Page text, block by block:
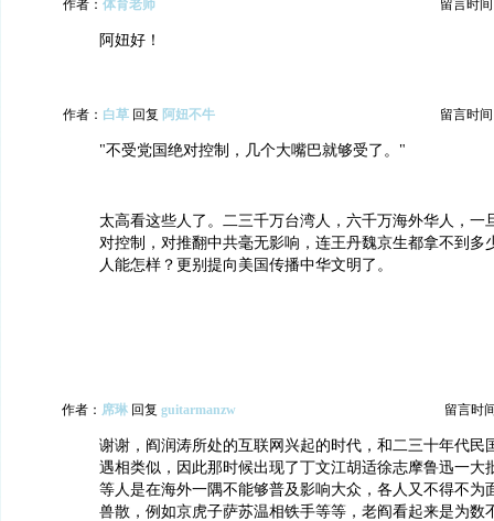
作者： 体育老师 留言时间
阿妞好！
作者： 白草 回复 阿妞不牛 留言时间
"不受党国绝对控制，几个大嘴巴就够受了。"
太高看这些人了。二三千万台湾人，六千万海外华人，一
对控制，对推翻中共毫无影响，连王丹魏京生都拿不到多
人能怎样？更别提向美国传播中华文明了。
作者： 席琳 回复 guitarmanzw 留言时
谢谢，阎润涛所处的互联网兴起的时代，和二三十年代民
遇相类似，因此那时候出现了丁文江胡适徐志摩鲁迅一大
等人是在海外一隅不能够普及影响大众，各人又不得不为
兽散，例如京虎子萨苏温相铁手等等，老阎看起来是为数